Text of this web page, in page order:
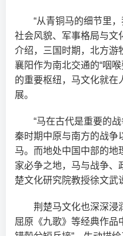
“从青铜马的细节里
社会风貌、军事格局与文
介绍，三国时期，北方游
襄阳作为南北交通的“咽
的重要枢纽，马文化就在
展。
“马在古代是重要的
秦时期中原与南方的战争
马。而地处中国中部的地
家必争之地，马与战争、
楚文化研究院教授徐文武
荆楚马文化也深深浸
屈原《九歌》等经典作品